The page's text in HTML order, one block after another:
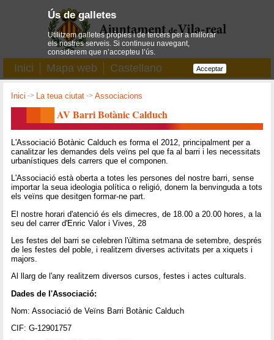
Inici Mapa web Castellano
Inici -> La teua ciutat ->Associacions
AV Barri Botànic Calduch
L'Associació Botànic Calduch es forma el 2012, principalment per a
canalitzar les demandes dels veïns pel que fa al barri i les necessitats
urbanístiques dels carrers que el componen.
L'Associació està oberta a totes les persones del nostre barri, sense
importar la seua ideologia política o religió, donem la benvinguda a tots
els veïns que desitgen formar-ne part.
El nostre horari d'atenció és els dimecres, de 18.00 a 20.00 hores, a la
seu del carrer d'Enric Valor i Vives, 28
Les festes del barri se celebren l'última setmana de setembre, després
de les festes del poble, i realitzem diverses activitats per a xiquets i
majors.
Al llarg de l'any realitzem diversos cursos, festes i actes culturals.
Dades de l'Associació:
Nom: Associació de Veïns Barri Botànic Calduch
CIF: G-12901757
Ús de galletes
Utilitzem galletes pròpies i de tercers per a millorar
els nostres serveis. Si continueu navegant,
considerem que n’accepteu l’ús.
Acceptar